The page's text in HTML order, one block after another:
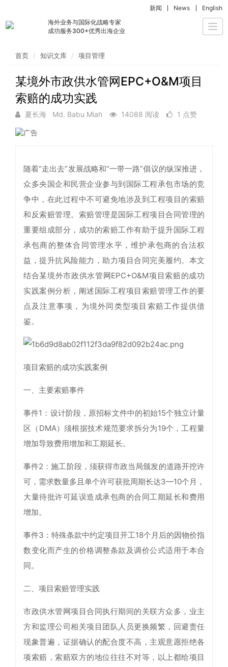
海外业务与国际化战略专家
成功服务300+优秀出海企业
新闻 News English
首页 知识文库 项目管理
某境外市政供水管网EPC+O&M项目
索赔的成功实践
夏长海 Md. Babu Miah 14088 阅读 1 点赞
随着“走出去”发展战略和“一带一路”倡议的纵深推进，
众多央国企和民营企业参与到国际工程承包市场的竞
争中，在此过程中不可避免地涉及到工程项目的索赔
和反索赔管理。索赔管理是国际工程项目合同管理的
重要组成部分，成功的索赔工作有助于提升国际工程
承包商的整体合同管理水平，维护承包商的合法权
益，提升抗风险能力，助力项目合同完美履约。本文
结合某境外市政供水管网EPC+O&M项目索赔的成功
实践案例分析，阐述国际工程项目索赔管理工作的要
点及注意事项，为境外同类型项目索赔工作提供借
鉴。
项目索赔的成功实践案例
一、主要索赔事件
事件1：设计阶段，原招标文件中的初始15个独立计量
区（DMA）须根据技术规范要求拆分为19个，工程量
增加导致费用增加和工期延长。
事件2：施工阶段，须获得市政当局颁发的道路开挖许
可，需求数量多且单个许可获批周期长达3—10个月，
大量待批许可延误造成承包商的合同工期延长和费用
增加。
事件3：特殊条款中约定项目开工18个月后的因物价指
数变化而产生的价格调整条款及调价公式适用于本合
同。
二、项目索赔管理实践
市政供水管网项目合同执行期间的关联方众多，业主
方和监理公司相关项目团队人员更换频繁，回避责任
现象普遍，证据确认的配合度不高，主观意愿拒绝各
项索赔，索赔双方的地位往往不对等，以上都给项目